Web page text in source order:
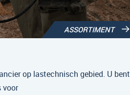
ASSORTIMENT
op lastechnisch gebied. U bent
voor